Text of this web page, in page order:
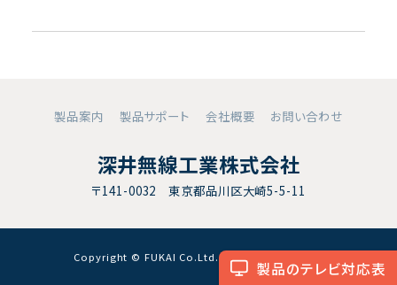
製品のテレビ対応表
製品案内 製品サポート 会社概要 お問い合わせ
深井無線工業株式会社
〒141-0032 東京都品川区大崎5-5-11
Copyright © FUKAI Co.Ltd. All RightsReserved.